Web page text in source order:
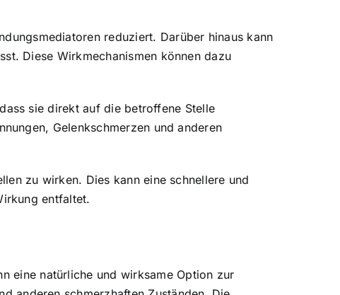
reduziert. Darüber hinaus kann
Diese Wirkmechanismen können dazu
sie direkt auf die betroffene Stelle
Gelenkschmerzen und anderen
zu wirken. Dies kann eine schnellere und
entfaltet.
eine natürliche und wirksame Option zur